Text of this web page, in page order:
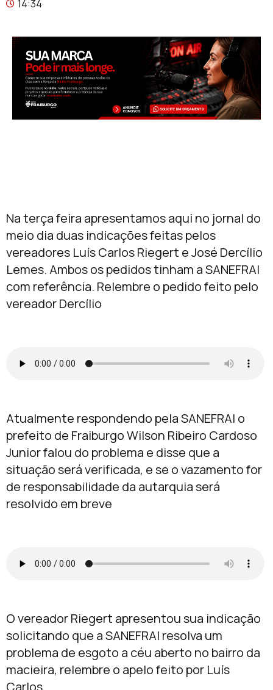
14:34
Na terça feira apresentamos aqui no jornal do
meio dia duas indicações feitas pelos
vereadores Luís Carlos Riegert e José Dercílio
Lemes. Ambos os pedidos tinham a SANEFRAI
com referência. Relembre o pedido feito pelo
vereador Dercílio
Atualmente respondendo pela SANEFRAI o
prefeito de Fraiburgo Wilson Ribeiro Cardoso
Junior falou do problema e disse que a
situação será verificada, e se o vazamento for
de responsabilidade da autarquia será
resolvido em breve
O vereador Riegert apresentou sua indicação
solicitando que a SANEFRAI resolva um
problema de esgoto a céu aberto no bairro da
macieira, relembre o apelo feito por Luís